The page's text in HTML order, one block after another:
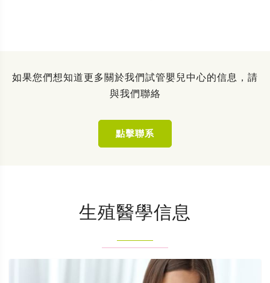
如果您們想知道更多關於我們試管嬰兒中心的信息，請
與我們聯絡
點擊聯系
生殖醫學信息